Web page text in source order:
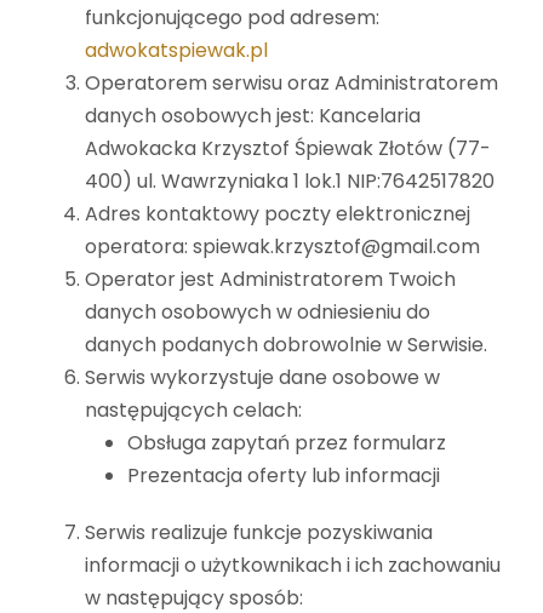
funkcjonującego pod adresem:
adwokatspiewak.pl
Operatorem serwisu oraz Administratorem
danych osobowych jest: Kancelaria
Adwokacka Krzysztof Śpiewak Złotów (77-
400) ul. Wawrzyniaka 1 lok.1 NIP:7642517820
Adres kontaktowy poczty elektronicznej
operatora: spiewak.krzysztof@gmail.com
Operator jest Administratorem Twoich
danych osobowych w odniesieniu do
danych podanych dobrowolnie w Serwisie.
Serwis wykorzystuje dane osobowe w
następujących celach:
Obsługa zapytań przez formularz
Prezentacja oferty lub informacji
Serwis realizuje funkcje pozyskiwania
informacji o użytkownikach i ich zachowaniu
w następujący sposób: